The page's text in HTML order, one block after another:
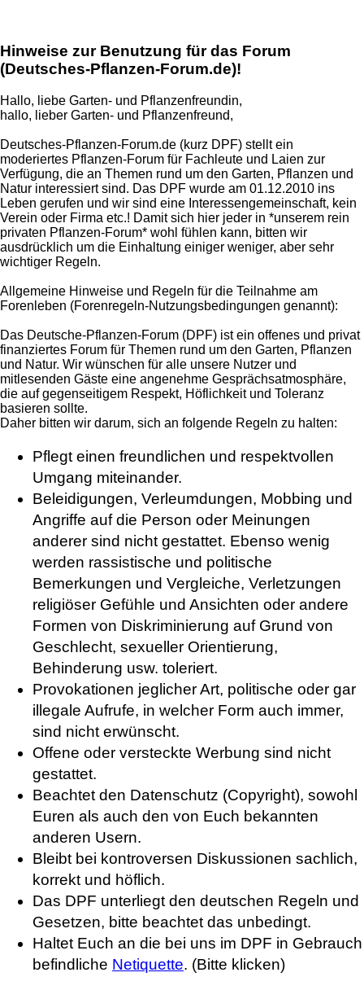
Hinweise zur Benutzung für das Forum
(Deutsches-Pflanzen-Forum.de)!
Hallo, liebe Garten- und Pflanzenfreundin,
hallo, lieber Garten- und Pflanzenfreund,
Deutsches-Pflanzen-Forum.de (kurz DPF) stellt ein
moderiertes Pflanzen-Forum für Fachleute und Laien zur
Verfügung, die an Themen rund um den Garten, Pflanzen und
Natur interessiert sind. Das DPF wurde am 01.12.2010 ins
Leben gerufen und wir sind eine Interessengemeinschaft, kein
Verein oder Firma etc.! Damit sich hier jeder in *unserem rein
privaten Pflanzen-Forum* wohl fühlen kann, bitten wir
ausdrücklich um die Einhaltung einiger weniger, aber sehr
wichtiger Regeln.
Allgemeine Hinweise und Regeln für die Teilnahme am
Forenleben (Forenregeln-Nutzungsbedingungen genannt):
Das Deutsche-Pflanzen-Forum (DPF) ist ein offenes und privat
finanziertes Forum für Themen rund um den Garten, Pflanzen
und Natur. Wir wünschen für alle unsere Nutzer und
mitlesenden Gäste eine angenehme Gesprächsatmosphäre,
die auf gegenseitigem Respekt, Höflichkeit und Toleranz
basieren sollte.
Daher bitten wir darum, sich an folgende Regeln zu halten:
Pflegt einen freundlichen und respektvollen
Umgang miteinander.
Beleidigungen, Verleumdungen, Mobbing und
Angriffe auf die Person oder Meinungen
anderer sind nicht gestattet. Ebenso wenig
werden rassistische und politische
Bemerkungen und Vergleiche, Verletzungen
religiöser Gefühle und Ansichten oder andere
Formen von Diskriminierung auf Grund von
Geschlecht, sexueller Orientierung,
Behinderung usw. toleriert.
Provokationen jeglicher Art, politische oder gar
illegale Aufrufe, in welcher Form auch immer,
sind nicht erwünscht.
Offene oder versteckte Werbung sind nicht
gestattet.
Beachtet den Datenschutz (Copyright), sowohl
Euren als auch den von Euch bekannten
anderen Usern.
Bleibt bei kontroversen Diskussionen sachlich,
korrekt und höflich.
Das DPF unterliegt den deutschen Regeln und
Gesetzen, bitte beachtet das unbedingt.
Haltet Euch an die bei uns im DPF in Gebrauch
befindliche Netiquette. (Bitte klicken)